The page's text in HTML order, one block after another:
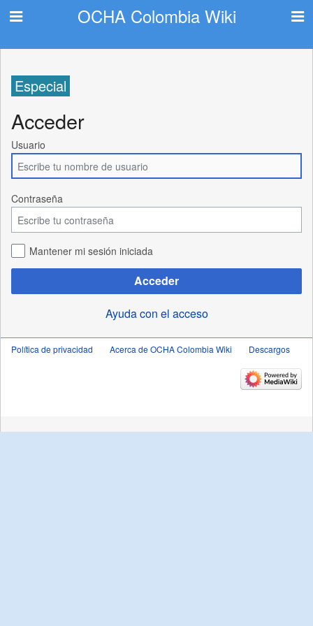
OCHA Colombia Wiki
Especial
Acceder
Usuario
Contraseña
Mantener mi sesión iniciada
Acceder
Ayuda con el acceso
Política de privacidad Acerca de OCHA Colombia Wiki Descargos